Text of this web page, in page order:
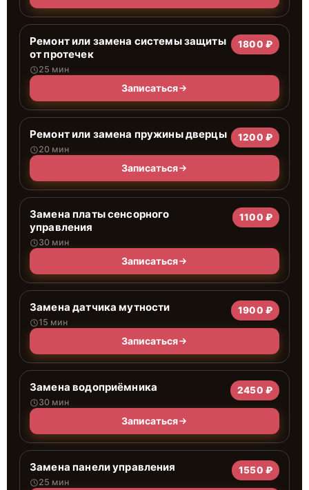
Ремонт или замена системы защиты
от протечек
25 мин
1800 ₽
Записаться
Ремонт или замена пружины дверцы
20 мин
1200 ₽
Записаться
Замена платы сенсорного
управления
30 мин
1100 ₽
Записаться
Замена датчика мутности
15 мин
1900 ₽
Записаться
Замена водоприёмника
30 мин
2450 ₽
Записаться
Замена панели управления
25 мин
1550 ₽